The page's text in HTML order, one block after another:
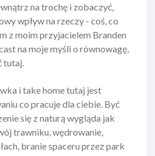
na trochę i zobaczyć,
wpływ na rzeczy - coś, co
z moim przyjacielem Branden
na moje myśli o równowagę,
tutaj.
i take home tutaj jest
co pracuje dla ciebie. Być
się z naturą wygląda jak
trawniku, wędrowanie,
branie spaceru przez park